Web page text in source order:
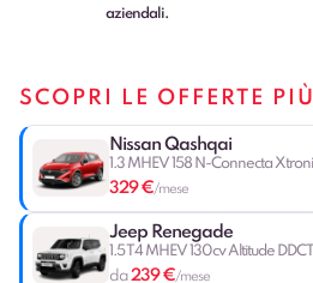
aziendali.
SCOPRI LE OFFERTE
Nissan Qashqai
1.3 MHEV 158 N-Connecta
329 €/mese
Jeep Renegade
1.5 T4 MHEV 130cv Altitude DDCT
da239 €/mese